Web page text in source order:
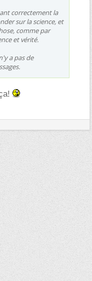
correctement la
sur la science, et
comme par
et vérité.
a pas de